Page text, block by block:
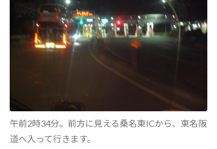
午前2時34分。前方に見える桑名東ICから、東名阪
道へ入って行きます。